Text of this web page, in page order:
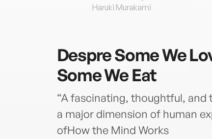
Haruki Murakami
DespreSome We
Some We Eat
“A fascinating, thoughtful,
a major dimension of human
ofHow the Mind Works